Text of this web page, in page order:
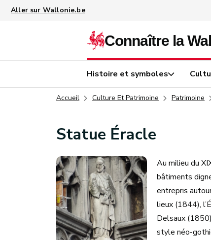
Histoire et symboles
Accueil Culture Et Patrimoine Patrimoine
Statue Éracle
Au milieu du
bâtiments
entrepris
lieux (1844),
Delsaux
style néo-